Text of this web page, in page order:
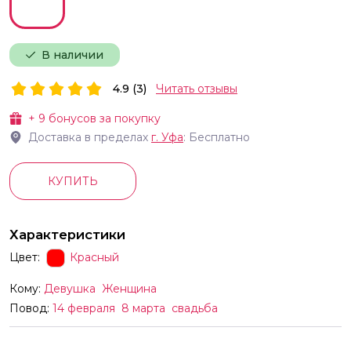
В наличии
+ 9 бонусов за покупку
Доставка в пределах г. Уфа: Бесплатно
4.9 (3) Читать отзывы
КУПИТЬ
Характеристики
Цвет: Красный
Кому: Девушка Женщина
Повод: 14 февраля 8 марта свадьба